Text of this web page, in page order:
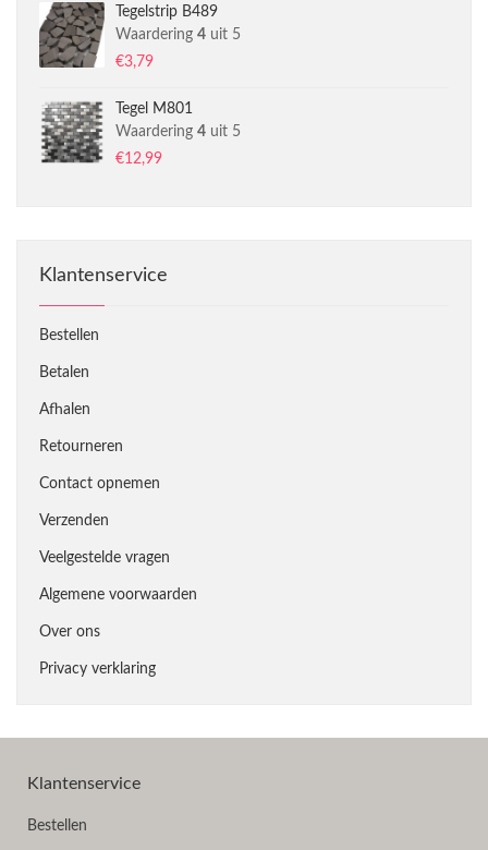
Tegelstrip B489
Waardering 4 uit 5
€3,79
Tegel M801
Waardering 4 uit 5
€12,99
Klantenservice
Bestellen
Betalen
Afhalen
Retourneren
Contact opnemen
Verzenden
Veelgestelde vragen
Algemene voorwaarden
Over ons
Privacy verklaring
Klantenservice
Bestellen